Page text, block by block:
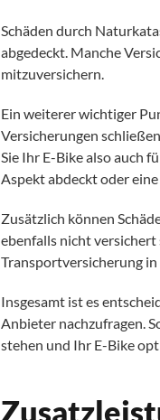
Schäden durch
abgedeckt. Manche
mitzuversichern.
Ein weiterer wichtiger
Versicherungen
Sie Ihr E-Bike also auch
Aspekt abdeckt oder
Zusätzlich können
ebenfalls nicht versichert
Transportversicherung in
Insgesamt ist es
Anbieter nachzufragen.
stehen und Ihr E-Bike